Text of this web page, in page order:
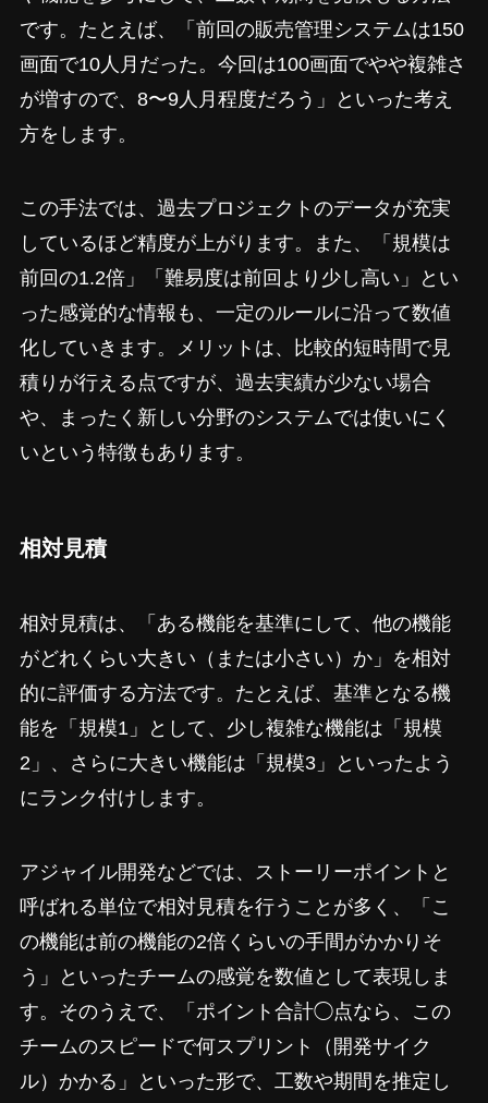
です。たとえば、「前回の販売管理システムは150
画面で10人月だった。今回は100画面でやや複雑さ
が増すので、8〜9人月程度だろう」といった考え
方をします。
この手法では、過去プロジェクトのデータが充実
しているほど精度が上がります。また、「規模は
前回の1.2倍」「難易度は前回より少し高い」とい
った感覚的な情報も、一定のルールに沿って数値
化していきます。メリットは、比較的短時間で見
積りが行える点ですが、過去実績が少ない場合
や、まったく新しい分野のシステムでは使いにく
いという特徴もあります。
相対見積
相対見積は、「ある機能を基準にして、他の機能
がどれくらい大きい（または小さい）か」を相対
的に評価する方法です。たとえば、基準となる機
能を「規模1」として、少し複雑な機能は「規模
2」、さらに大きい機能は「規模3」といったよう
にランク付けします。
アジャイル開発などでは、ストーリーポイントと
呼ばれる単位で相対見積を行うことが多く、「こ
の機能は前の機能の2倍くらいの手間がかかりそ
う」といったチームの感覚を数値として表現しま
す。そのうえで、「ポイント合計◯点なら、この
チームのスピードで何スプリント（開発サイク
ル）かかる」といった形で、工数や期間を推定し